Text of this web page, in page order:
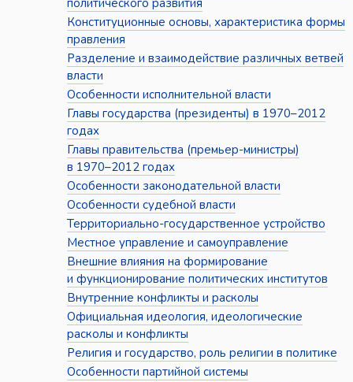
политического развития
Конституционные основы, характеристика формы
правления
Разделение и взаимодействие различных ветвей
власти
Особенности исполнительной власти
Главы государства (президенты) в 1970–2012
годах
Главы правительства (премьер-министры)
в 1970–2012 годах
Особенности законодательной власти
Особенности судебной власти
Территориально-государственное устройство
Местное управление и самоуправление
Внешние влияния на формирование
и функционирование политических институтов
Внутренние конфликты и расколы
Официальная идеология, идеологические
расколы и конфликты
Религия и государство, роль религии в политике
Особенности партийной системы